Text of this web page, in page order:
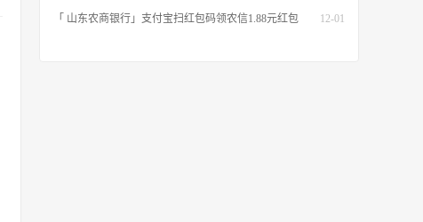
12-01
「 山东农商银行」支付宝扫红包码领农信1.88元红包